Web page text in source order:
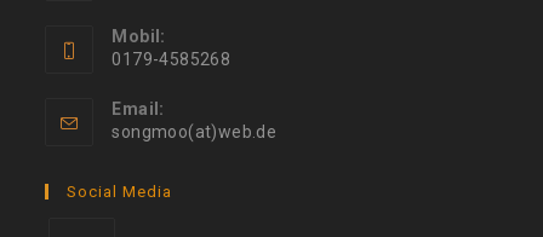
Mobil:
0179-4585268
Email:
songmoo(at)web.de
Social Media